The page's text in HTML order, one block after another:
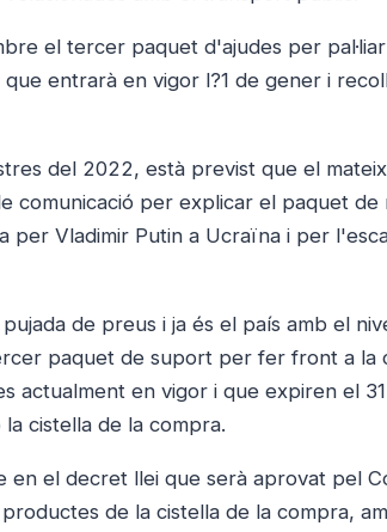
el tercer paquet d'ajudes per
entrarà en vigor l?1 de gener i
del 2022, està previst que el
comunicació per explicar el paquet de
Vladimir Putin a Ucraïna i per
de preus i ja és el país amb el
paquet de suport per fer front a la
actualment en vigor i que expiren el
cistella de la compra.
en el decret llei que serà aprovat pel
de la cistella de la compra,